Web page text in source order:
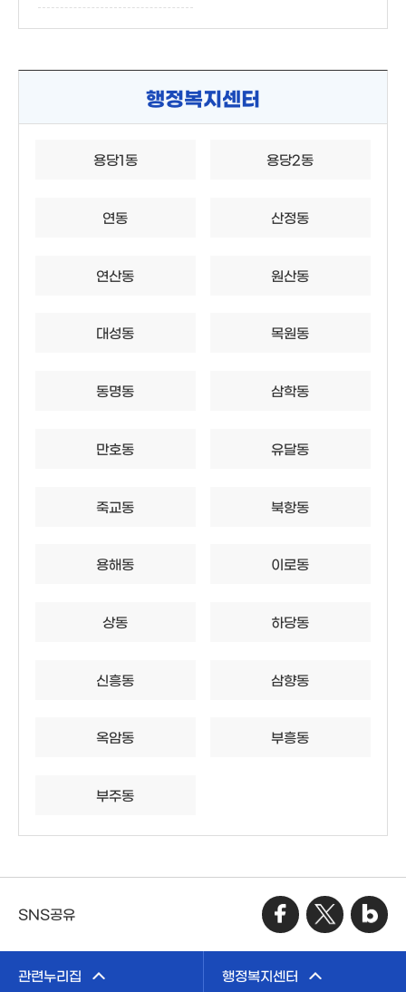
행정복지센터
용당1동 용당2동
연동 산정동
연산동 원산동
대성동 목원동
동명동 삼학동
만호동 유달동
죽교동 북항동
용해동 이로동
상동 하당동
신흥동 삼향동
옥암동 부흥동
부주동
SNS공유
관련누리집 행정복지센터